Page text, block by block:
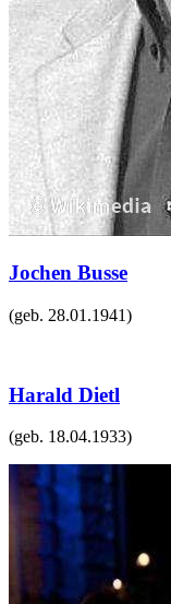
Jochen Busse
(geb. 28.01.1941)
Harald Dietl
(geb. 18.04.1933)